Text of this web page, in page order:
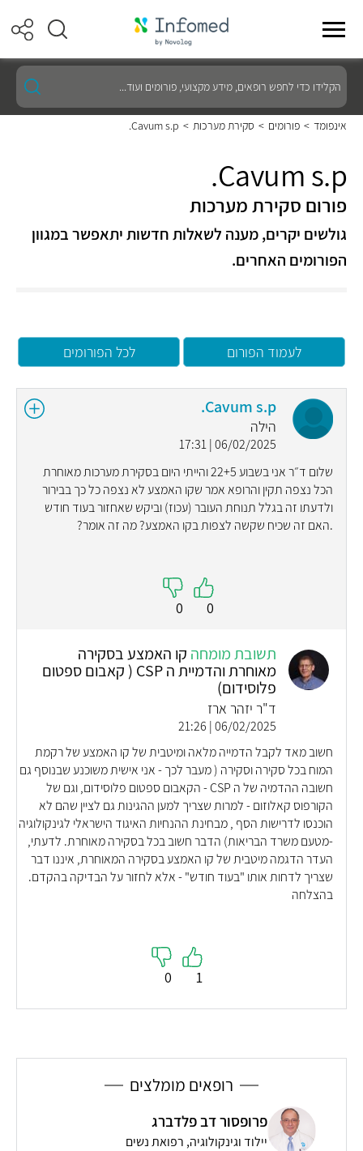
הקלידו
כדי
לחפש
רופאים,
מידע
ועוד...
אינפומד > פורומים > סקירת מערכות >
Cavum s.p.
Cavum s.p.
פורום סקירת מערכות
גולשים יקרים, מענה לשאלות חדשות יתאפשר במגוון
הפורומים האחרים.
לעמוד הפורום לכל הפורומים
Cavum s.p.
הילה
06/02/2025 | 17:31
שלום ד״ר אני בשבוע 22+5 והייתי היום בסקירת מערכות מאוחרת
הכל נצפה תקין והרופא אמר שקו האמצע לא נצפה כל כך בבירור
ולדעתו זה בגלל תנוחת העובר (עכוז) וביקש שאחזור בעוד חודש
.האם זה שכיח שקשה לצפות בקו האמצע? מה זה אומר?
0
0
תשובת מומחה קו האמצע בסקירה
מאוחרת והדמיית ה CSP ( קאבום ספטום
פלוסידום)
ד"ר יזהר ארז
06/02/2025 | 21:26
חשוב מאד לקבל הדמייה מלאה ומיטבית של קו האמצע של רקמת
המוח בכל סקירה וסקירה ( מעבר לכך - אני אישית משוכנע שבנוסף גם
חשובה ההדמיה של ה CSP - הקאבום ספטום פלוסידום, וגם של
הקורפוס קאלוזום - למרות שצריך למען ההגינות גם לציין שהם לא
הוכנסו לדרישות הסף , מבחינת ההנחיות האיגוד הישראלי לגינקולוגיה
-מטעם משרד הבריאות) הדבר חשוב בכל בסקירה מאוחרת. לדעתי,
העדר הדגמה מיטבית של קו האמצע בסקירה המאוחרת, איננו דבר
שצריך לדחות אותו "בעוד חודש" - אלא לחזור על הבדיקה בהקדם.
בהצלחה
1
0
רופאים מומלצים
פרופסור דב פלדברג
יילוד וגינקולוגיה, רפואת נשים